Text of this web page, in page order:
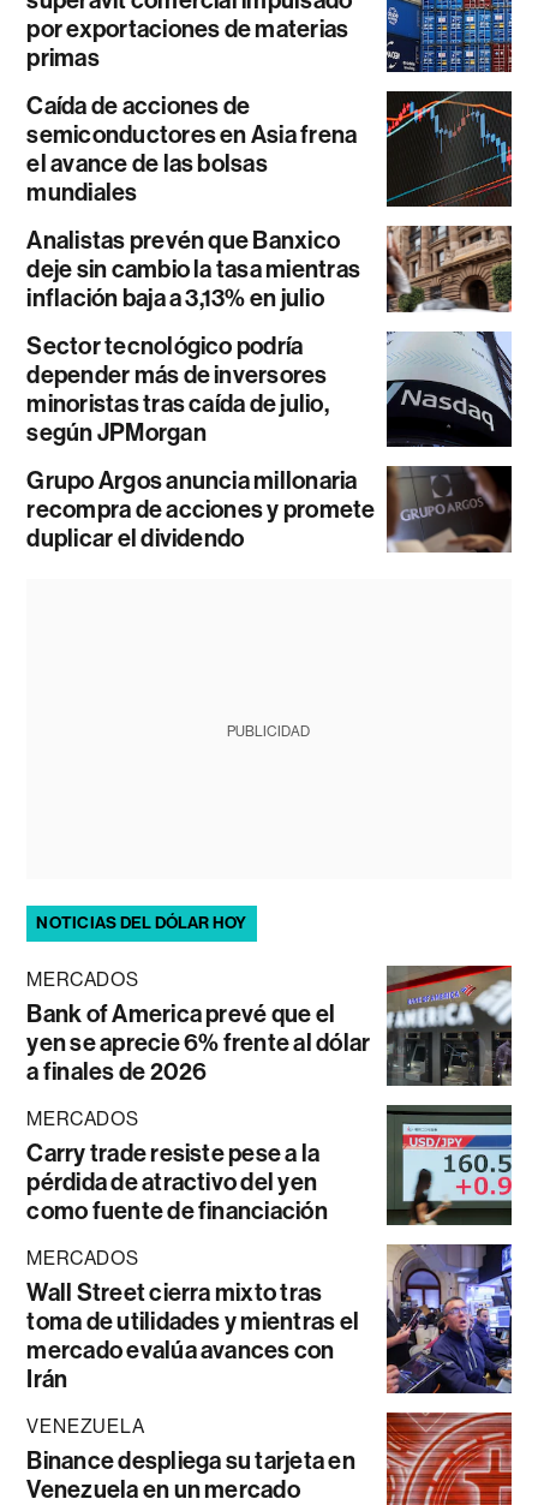
por exportaciones de materias
primas
Caída de acciones de
semiconductores en Asia frena
el avance de las bolsas
mundiales
Analistas prevén que Banxico
deje sin cambio la tasa mientras
inflación baja a 3,13% en julio
Sector tecnológico podría
depender más de inversores
minoristas tras caída de julio,
según JPMorgan
Grupo Argos anuncia millonaria
recompra de acciones y promete
duplicar el dividendo
PUBLICIDAD
NOTICIAS DEL DÓLAR HOY
MERCADOS
Bank of America prevé que el
yen se aprecie 6% frente al dólar
a finales de 2026
MERCADOS
Carry trade resiste pese a la
pérdida de atractivo del yen
como fuente de financiación
MERCADOS
Wall Street cierra mixto tras
toma de utilidades y mientras el
mercado evalúa avances con
Irán
VENEZUELA
Binance despliega su tarjeta en
Venezuela en un mercado